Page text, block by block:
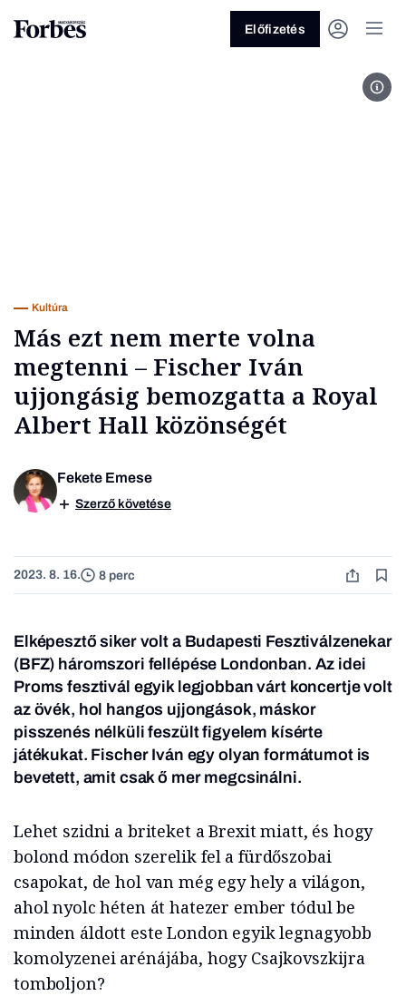
Előfizetés
Kultúra
Más ezt nem merte volna
megtenni – Fischer Iván
ujjongásig bemozgatta a Royal
Albert Hall közönségét
Fekete Emese
Szerző követése
2023. 8. 16. 8 perc
Elképesztő siker volt a Budapesti Fesztiválzenekar
(BFZ) háromszori fellépése Londonban. Az idei
Proms fesztivál egyik legjobban várt koncertje volt
az övék, hol hangos ujjongások, máskor
pisszenés nélküli feszült figyelem kísérte
játékukat. Fischer Iván egy olyan formátumot is
bevetett, amit csak ő mer megcsinálni.
Lehet szidni a briteket a Brexit miatt, és hogy
bolond módon szerelik fel a fürdőszobai
csapokat, de hol van még egy hely a világon,
ahol nyolc héten át hatezer ember tódul be
minden áldott este London egyik legnagyobb
komolyzenei arénájába, hogy Csajkovszkijra
tomboljon?